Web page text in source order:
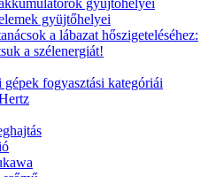
gyüjtőhelyei
a lábazat hőszigeteléséhez:
a szélenergiát!
gépek fogyasztási kategóriái